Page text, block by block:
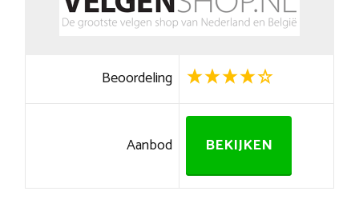
Beoordeling
Aanbod BEKIJKEN